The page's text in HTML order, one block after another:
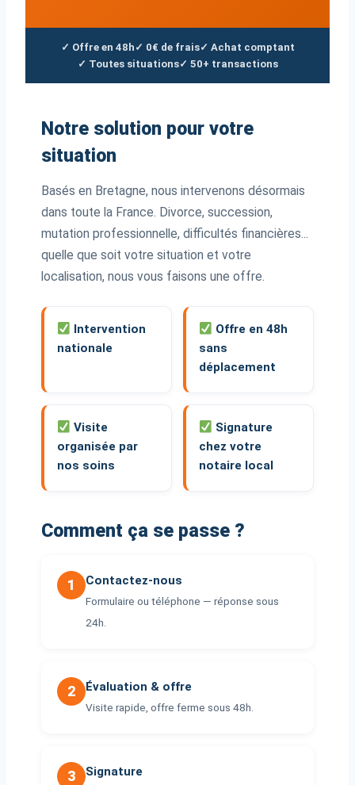
✓ Offre en 48h ✓ 0€ de frais✓ Achat comptant
✓ Toutes situations✓ 50+ transactions
Notre solution pour votre
situation
Basés en Bretagne, nous intervenons désormais
dans toute la France. Divorce, succession,
mutation professionnelle, difficultés financières...
quelle que soit votre situation et votre
localisation, nous vous faisons une offre.
Intervention
nationale
Offre en 48h
sans
déplacement
Visite
organisée par
nos soins
Signature
chez votre
notaire local
Comment ça se passe ?
1 Contactez-nous
Formulaire ou téléphone — réponse sous
24h.
2 Évaluation & offre
Visite rapide, offre ferme sous 48h.
3 Signature